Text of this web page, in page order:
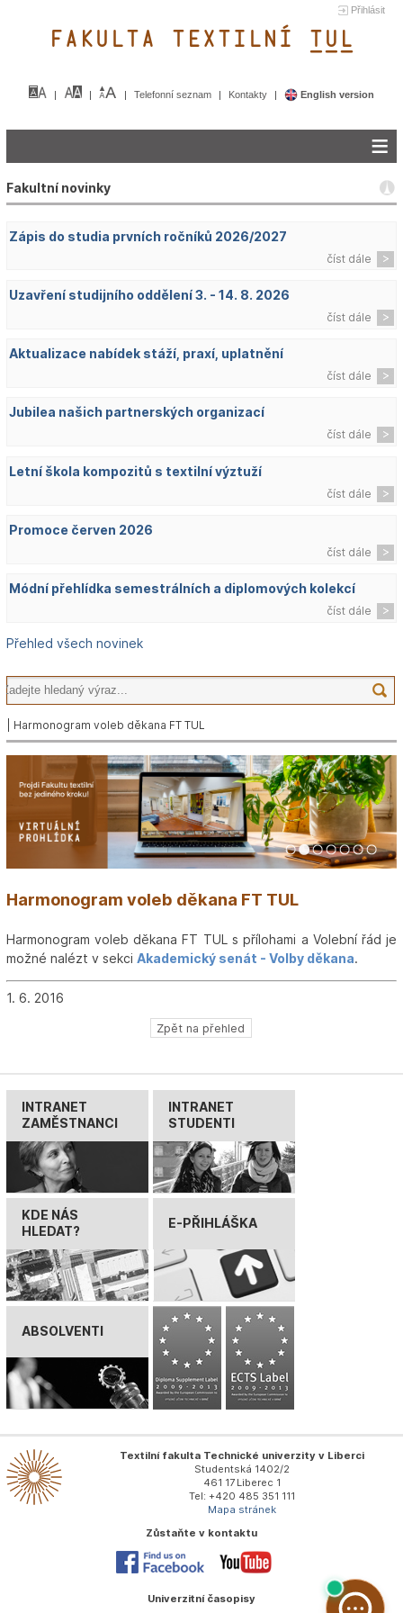
Přihlásit
FAKULTA TEXTILNÍ TUL&
Telefonní seznam Kontakty English version
Fakultní novinky
Zápis do studia prvních ročníků 2026/2027
číst dále
Uzavření studijního oddělení 3. - 14. 8. 2026
číst dále
Aktualizace nabídek stáží, praxí, uplatnění
číst dále
Jubilea našich partnerských organizací
číst dále
Letní škola kompozitů s textilní výztuží
číst dále
Promoce červen 2026
číst dále
Módní přehlídka semestrálních a diplomových kolekcí
číst dále
Přehled všech novinek
| Harmonogram voleb děkana FT TUL
1 2 3 4 5 6 7
Harmonogram voleb děkana FT TUL
Harmonogram voleb děkana FT TUL s přílohami a Volební řád je
možné nalézt v sekci Akademický senát - Volby děkana.
1. 6. 2016
Zpět na přehled
INTRANET
ZAMĚSTNANCI
INTRANET
STUDENTI
KDE NÁS
HLEDAT?
E-PŘIHLÁŠKA
ABSOLVENTI
Textilní fakulta Technické univerzity v Liberci
Studentská 1402/2
461 17 Liberec 1
Tel: +420 485 351 111
Mapa stránek
Zůstaňte v kontaktu
Univerzitní časopisy